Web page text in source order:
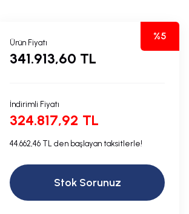
%5
Ürün Fiyatı
341.913,60 TL
İndirimli Fiyatı
324.817,92 TL
44.662,46 TL den başlayan taksitlerle!
Stok Sorunuz